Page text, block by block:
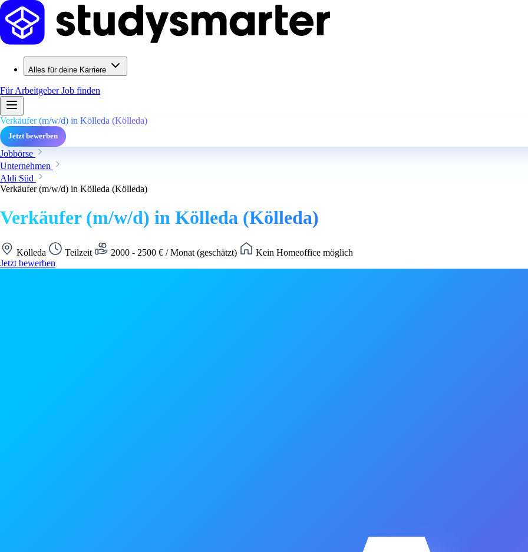
Alles für deine Karriere
Für ArbeitgeberJob finden
Verkäufer (m/w/d) in Kölleda (Kölleda)
Jetzt bewerben
Jobbörse
Unternehmen
Aldi Süd
Verkäufer (m/w/d) in Kölleda (Kölleda)
Verkäufer (m/w/d) in Kölleda (Kölleda)
Kölleda Teilzeit 2000 - 2500 € / Monat (geschätzt)
Kein Homeoffice möglich
Jetzt bewerben